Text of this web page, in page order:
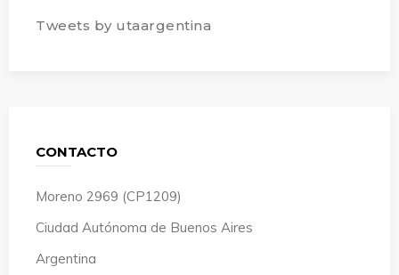
Tweets by utaargentina
CONTACTO
Moreno 2969 (CP1209)
Ciudad Autónoma de Buenos Aires
Argentina